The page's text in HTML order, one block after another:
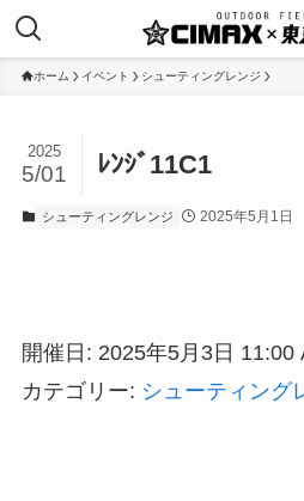
ホーム イベント シューティングレンジ
ﾚﾝｼﾞ11C1
2025
5/01
シューティングレンジ 2025年5月1日
開催日: 2025年5月3日 11:00
カテゴリー: シューティング